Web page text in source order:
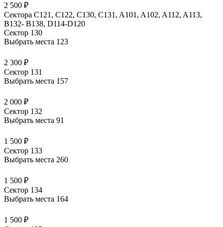
2 500 ₽
Сектора C121, C122, C130, C131, A101, A102, A112, A113,
B132- B138, D114-D120
Сектор 130
Выбрать места 123
2 300 ₽
Сектор 131
Выбрать места 157
2 000 ₽
Сектор 132
Выбрать места 91
1 500 ₽
Сектор 133
Выбрать места 260
1 500 ₽
Сектор 134
Выбрать места 164
1 500 ₽